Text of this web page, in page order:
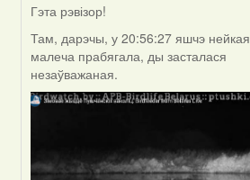
In
reply
to
by
Peregrinus
Гэта рэвізор!
Там, дарэчы, у 20:56:27 яшчэ нейкая
малеча прабягала, ды засталася
незаўважаная.